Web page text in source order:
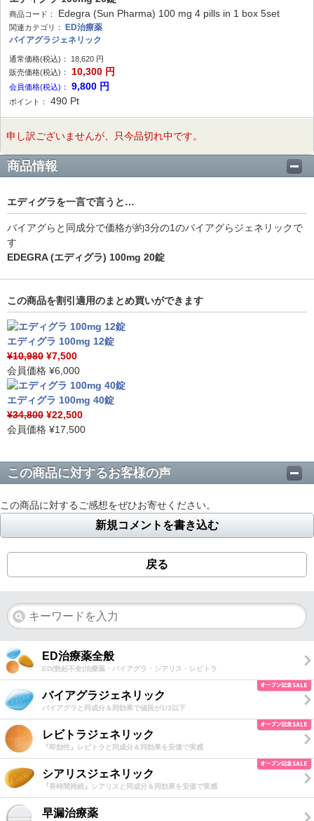
商品コード： Edegra (Sun Pharma) 100 mg 4 pills in 1 box 5set
関連カテゴリ：
ED治療薬
バイアグラジェネリック
通常価格(税込)： 18,620 円
販売価格(税込)：
10,300 円
会員価格(税込)： 9,800 円
ポイント： 490 Pt
申し訳ございませんが、只今品切れ中です。
商品情報
エディグラを一言で言うと…
バイアグらと同成分で価格が約3分の1のバイアグらジェネリックで
す
EDEGRA (エディグラ) 100mg 20錠
この商品を割引適用のまとめ買いができます
エディグラ 100mg 12錠
¥10,980 ¥7,500
会員価格 ¥6,000
エディグラ 100mg 40錠
¥34,800 ¥22,500
会員価格 ¥17,500
この商品に対するお客様の声
この商品に対するご感想をぜひお寄せください。
新規コメントを書き込む
戻る
ED治療薬全般
ED(勃起不全)治療薬・バイアグラ・シアリス・レビトラ
バイアグラジェネリック
バイアグラと同成分＆同効果で値段が1/3以下
レビトラジェネリック
『即効性』レビトラと同成分＆同効果を安価で実感
シアリスジェネリック
『長時間持続』シアリスと同成分＆同効果を安価で実感
早漏治療薬